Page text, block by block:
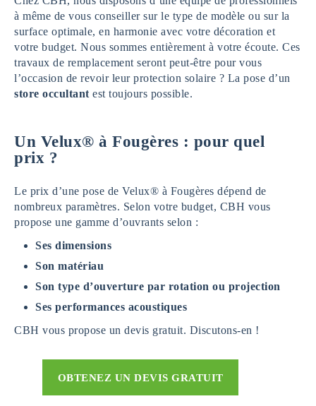
à même de vous conseiller sur le type de modèle ou sur la
surface optimale, en harmonie avec votre décoration et
votre budget. Nous sommes entièrement à votre écoute. Ces
travaux de remplacement seront peut-être pour vous
l’occasion de revoir leur protection solaire ? La pose d’un
store occultant est toujours possible.
Un Velux® à Fougères : pour quel
prix ?
Le prix d’une pose de Velux® à Fougères dépend de
nombreux paramètres. Selon votre budget, CBH vous
propose une gamme d’ouvrants selon :
Ses dimensions
Son matériau
Son type d’ouverture par rotation ou projection
Ses performances acoustiques
CBH vous propose un devis gratuit. Discutons-en !
OBTENEZ UN DEVIS GRATUIT